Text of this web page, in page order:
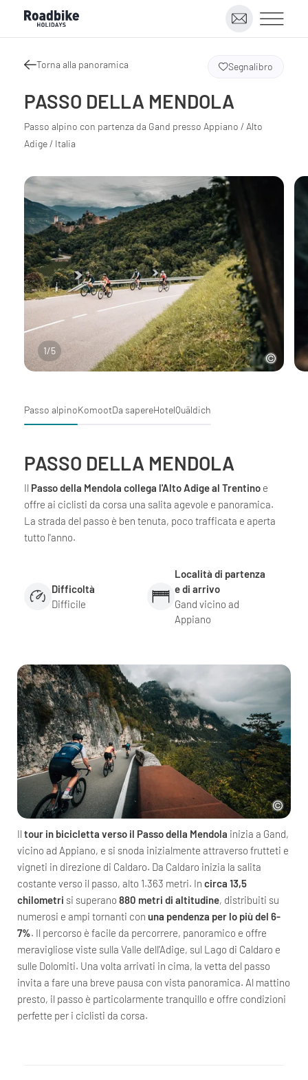
Torna alla panoramica
PASSO DELLA MENDOLA
Passo alpino con partenza da Gand presso Appiano / Alto
Adige / Italia
Segnalibro
1/5
Passo alpinoKomootDa sapereHotelQuäldich
PASSO DELLA MENDOLA
Il Passo della Mendola collega l'Alto Adige al Trentino e
offre ai ciclisti da corsa una salita agevole e panoramica.
La strada del passo è ben tenuta, poco trafficata e aperta
tutto l'anno.
Difficoltà
Difficile
Località di partenza
e di arrivo
Gand vicino ad
Appiano
Il tour in bicicletta verso il Passo della Mendola inizia a Gand,
vicino ad Appiano, e si snoda inizialmente attraverso frutteti e
vigneti in direzione di Caldaro. Da Caldaro inizia la salita
costante verso il passo, alto 1.363 metri. In circa 13,5
chilometri si superano 880 metri di altitudine, distribuiti su
numerosi e ampi tornanti con una pendenza per lo più del 6-
7%. Il percorso è facile da percorrere, panoramico e offre
meravigliose viste sulla Valle dell'Adige, sul Lago di Caldaro e
sulle Dolomiti. Una volta arrivati in cima, la vetta del passo
invita a fare una breve pausa con vista panoramica. Al mattino
presto, il passo è particolarmente tranquillo e offre condizioni
perfette per i ciclisti da corsa.